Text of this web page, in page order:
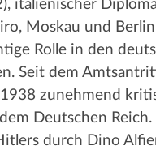
italienischer
Moskau und
Rolle in den
Seit dem
zunehmend
Deutschen
durch Dino